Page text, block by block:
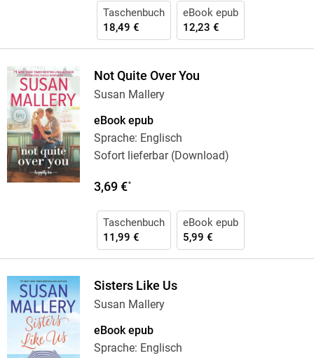
Taschenbuch
18,49 €
eBook epub
12,23 €
Not Quite Over You
Susan Mallery
eBook epub
Sprache: Englisch
Sofort lieferbar (Download)
3,69 €*
Taschenbuch
11,99 €
eBook epub
5,99 €
Sisters Like Us
Susan Mallery
eBook epub
Sprache: Englisch